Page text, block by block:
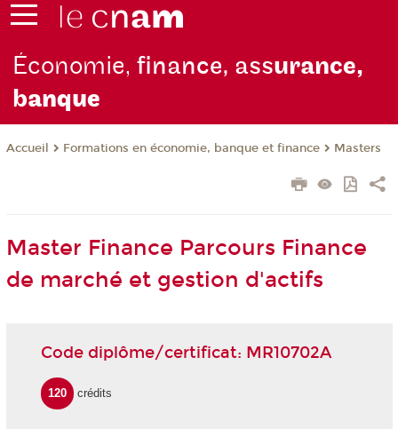
Économie,finance, assurance,
banque
Accueil Formations en économie, banque et finance Masters
Master Finance Parcours Finance
de marché et gestion d'actifs
Code diplôme/certificat: MR10702A
120 crédits